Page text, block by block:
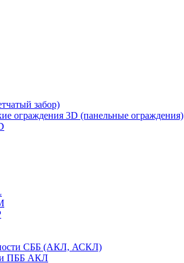
забор)
ограждения 3D (панельные ограждения)
СББ (АКЛ, АСКЛ)
ПББ АКЛ